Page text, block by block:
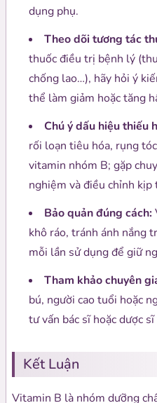
dụng phụ.
Theo dõi tương tác
thuốc điều trị bệnh lý
chống lao…), hãy hỏi ý
thể làm giảm hoặc tăng
Chú ý dấu hiệu thiếu
rối loạn tiêu hóa, rụng
vitamin nhóm B; gặp
nghiệm và điều chỉnh kịp
Bảo quản đúng cách:
khô ráo, tránh ánh nắng
mỗi lần sử dụng để giữ
Tham khảo chuyên
bú, người cao tuổi hoặc
tư vấn bác sĩ hoặc dược
Kết Luận
Vitamin B là nhóm dưỡng